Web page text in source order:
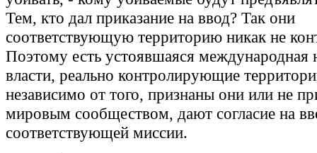
Тем, кто дал приказание на ввод? Так они
соответствующую территорию никак не
Поэтому есть устоявшаяся международная
власти, реально контролирующие
независимо от того, признаны они или не
мировым сообществом, дают согласие на
соответствующей миссии.